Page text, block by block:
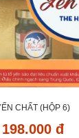
CHẤT (HỘP 6)
198.000 đ